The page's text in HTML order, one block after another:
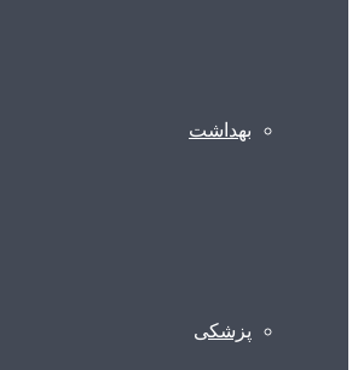
بهداشت
پزشکی